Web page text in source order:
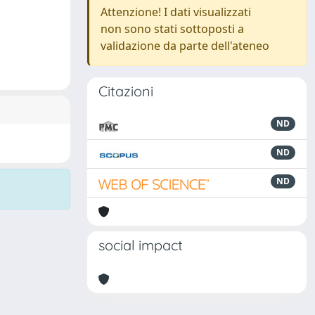
Attenzione! I dati visualizzati
non sono stati sottoposti a
validazione da parte dell'ateneo
Citazioni
ND
ND
ND
social impact